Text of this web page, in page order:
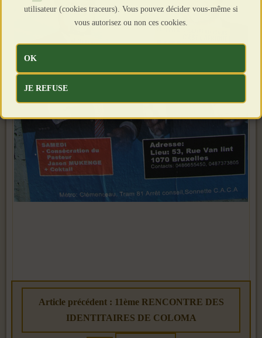
Article précédent : 11ème RENCONTRE DES
IDENTITAIRES DE COLOMA
utilisateur (cookies traceurs). Vous pouvez décider vous-même si
vous autorisez ou non ces cookies.
OK
JE REFUSE